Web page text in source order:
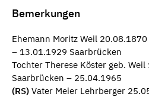
Bemerkungen
Ehemann Moritz Weil
– 13.01.1929 Saarbrücken
Tochter Therese Köster geb.
Saarbrücken – 25.04.1965
(RS) Vater Meier Lehrberger